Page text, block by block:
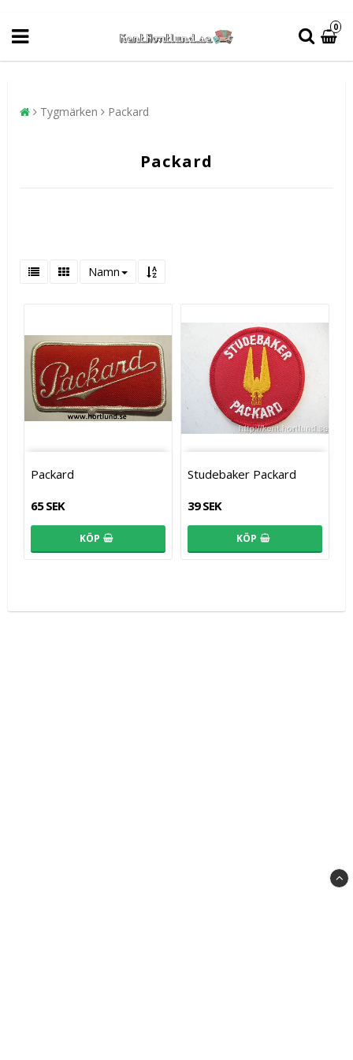
0
Tygmärken Packard
Packard
Namn
Packard
65 SEK
KÖP
Studebaker Packard
39 SEK
KÖP